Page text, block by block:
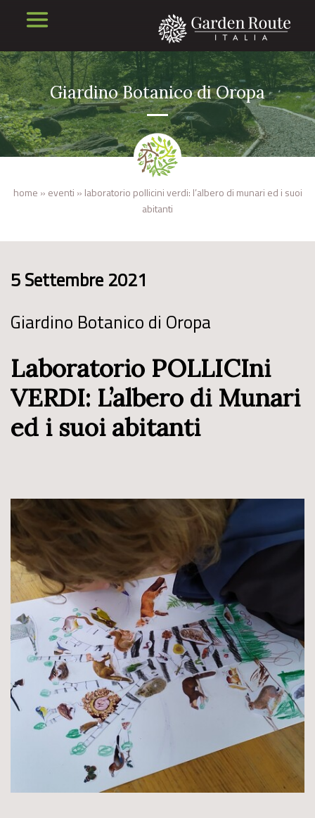
Giardino Botanico di Oropa
home » eventi » laboratorio pollicini verdi: l’albero di munari ed i suoi
abitanti
5 Settembre 2021
Giardino Botanico di Oropa
Laboratorio POLLICIni
VERDI: L’albero di Munari
ed i suoi abitanti